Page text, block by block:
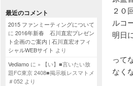
最近のコメント
2015 ファンミーティングについて
に 2016年新春 石川直宏プレゼン
ト企画のご案内 | 石川直宏オフィ
シャルWEBサイト より
Vediamo に » 【い】■言いたい放
題FC東京 2408■掲示板レスマトメ
＃052 より
２０
ルコ
明日
って
なく